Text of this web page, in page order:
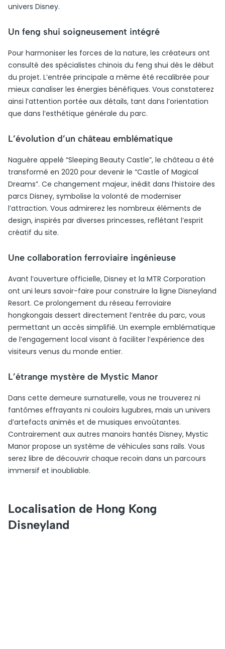
univers Disney.
Un feng shui soigneusement intégré
Pour harmoniser les forces de la nature, les créateurs ont
consulté des spécialistes chinois du feng shui dès le début
du projet. L’entrée principale a même été recalibrée pour
mieux canaliser les énergies bénéfiques. Vous constaterez
ainsi l’attention portée aux détails, tant dans l’orientation
que dans l’esthétique générale du parc.
L’évolution d’un château emblématique
Naguère appelé “Sleeping Beauty Castle”, le château a été
transformé en 2020 pour devenir le “Castle of Magical
Dreams”. Ce changement majeur, inédit dans l’histoire des
parcs Disney, symbolise la volonté de moderniser
l’attraction. Vous admirerez les nombreux éléments de
design, inspirés par diverses princesses, reflétant l’esprit
créatif du site.
Une collaboration ferroviaire ingénieuse
Avant l’ouverture officielle, Disney et la MTR Corporation
ont uni leurs savoir-faire pour construire la ligne Disneyland
Resort. Ce prolongement du réseau ferroviaire
hongkongais dessert directement l’entrée du parc, vous
permettant un accès simplifié. Un exemple emblématique
de l’engagement local visant à faciliter l’expérience des
visiteurs venus du monde entier.
L’étrange mystère de Mystic Manor
Dans cette demeure surnaturelle, vous ne trouverez ni
fantômes effrayants ni couloirs lugubres, mais un univers
d’artefacts animés et de musiques envoûtantes.
Contrairement aux autres manoirs hantés Disney, Mystic
Manor propose un système de véhicules sans rails. Vous
serez libre de découvrir chaque recoin dans un parcours
immersif et inoubliable.
Localisation de Hong Kong
Disneyland